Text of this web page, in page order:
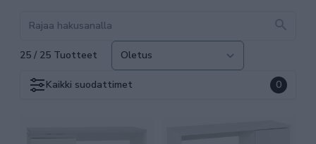
25 / 25 Tuotteet
Kaikki suodattimet 0